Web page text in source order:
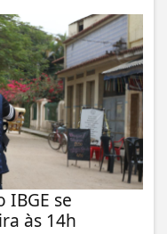
IBGE se
às 14h